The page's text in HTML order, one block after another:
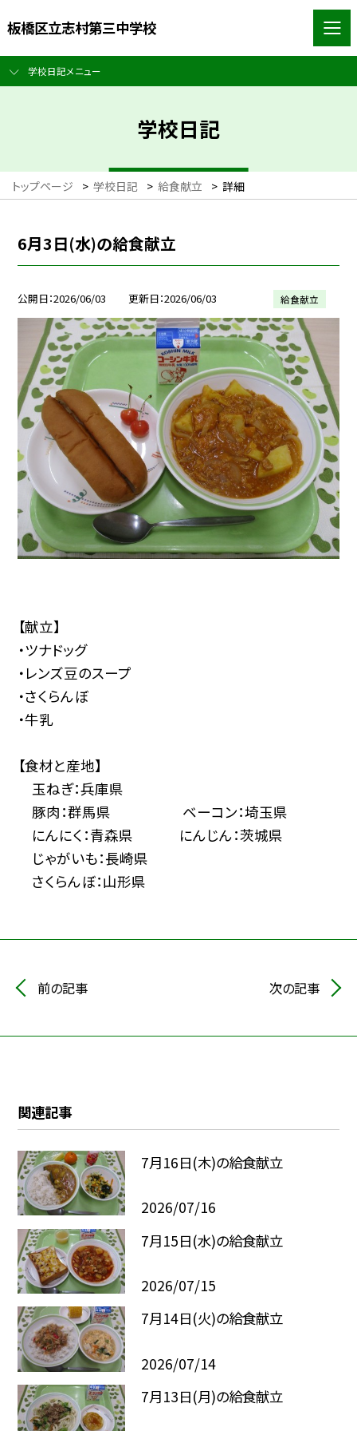
板橋区立志村第三中学校
学校日記メニュー
学校日記
トップページ > 学校日記 > 給食献立 > 詳細
6月3日(水)の給食献立
公開日 2026/06/03 更新日 2026/06/03 給食献立
【献立】
・ツナドッグ
・レンズ豆のスープ
・さくらんぼ
・牛乳
【食材と産地】
玉ねぎ：兵庫県
豚肉：群馬県 ベーコン：埼玉県
にんにく：青森県 にんじん：茨城県
じゃがいも：長崎県
さくらんぼ：山形県
前の記事 次の記事
関連記事
7月16日(木)の給食献立
2026/07/16
7月15日(水)の給食献立
2026/07/15
7月14日(火)の給食献立
2026/07/14
7月13日(月)の給食献立